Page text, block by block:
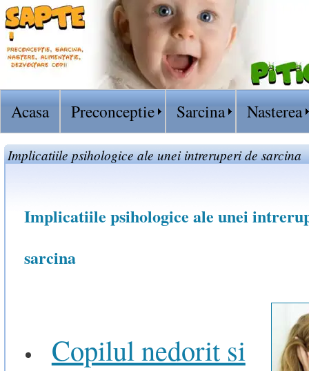
Acasa Preconceptie Sarcina Nasterea
Implicatiile psihologice ale unei intreruperi de sarcina
Implicatiile psihologice ale unei
sarcina
Copilul nedorit si